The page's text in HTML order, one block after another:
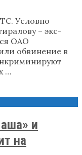
Условно
– экс-
ОАО
обвинение в
…
и
на